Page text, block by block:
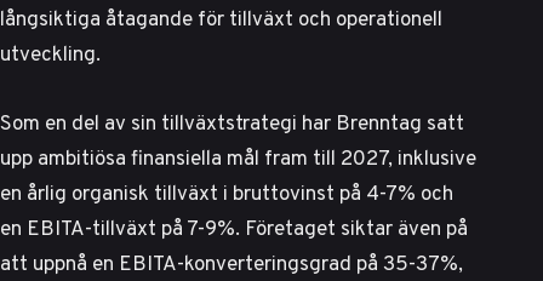
långsiktiga åtagande för tillväxt och operationell
utveckling.
Som en del av sin tillväxtstrategi har Brenntag satt
upp ambitiösa finansiella mål fram till 2027, inklusive
en årlig organisk tillväxt i bruttovinst på 4-7% och
en EBITA-tillväxt på 7-9%. Företaget siktar även på
att uppnå en EBITA-konverteringsgrad på 35-37%,